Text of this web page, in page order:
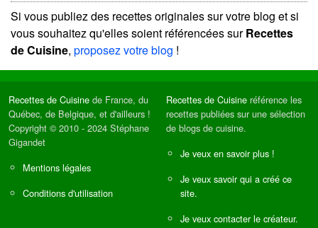
Si vous publiez des recettes originales sur votre blog et si
vous souhaitez qu'elles soient référencées surRecettes
de Cuisine, proposez votre blog !
Recettes de Cuisine de France, du
Québec, de Belgique, et d'ailleurs !
Copyright © 2010 - 2024 Stéphane
Gigandet
Mentions légales
Conditions d'utilisation
Recettes de Cuisine référence les
recettes publiées sur une sélection
de blogs de cuisine.
Je veux en savoir plus !
Je veux savoir qui a créé ce
site.
Je veux contacter le créateur.